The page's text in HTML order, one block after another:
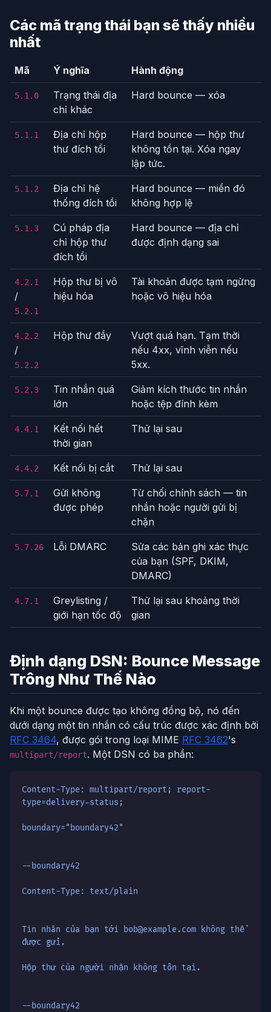
Các mã trạng thái bạn sẽ thấy nhiều
nhất
Mã Ý nghĩa Hành động
5.1.0
Trạng thái địa
chỉ khác
Hard bounce — xóa
5.1.1
Địa chỉ hộp
thư đích tồi
Hard bounce — hộp thư
không tồn tại. Xóa ngay
lập tức.
5.1.2
Địa chỉ hệ
thống đích tồi
Hard bounce — miền đó
không hợp lệ
5.1.3
Cú pháp địa
chỉ hộp thư
đích tồi
Hard bounce — địa chỉ
được định dạng sai
4.2.1
/
5.2.1
Hộp thư bị vô
hiệu hóa
Tài khoản được tạm ngừng
hoặc vô hiệu hóa
4.2.2
/
5.2.2
Hộp thư đầy
Vượt quá hạn. Tạm thời
nếu 4xx, vĩnh viễn nếu
5xx.
5.2.3
Tin nhắn quá
lớn
Giảm kích thước tin nhắn
hoặc tệp đính kèm
4.4.1
Kết nối hết
thời gian
Thử lại sau
4.4.2 Kết nối bị cắt Thử lại sau
5.7.1
Gửi không
được phép
Từ chối chính sách — tin
nhắn hoặc người gửi bị
chặn
5.7.26 Lỗi DMARC
Sửa các bản ghi xác thực
của bạn (SPF, DKIM,
DMARC)
4.7.1
Greylisting /
giới hạn tốc độ
Thử lại sau khoảng thời
gian
Định dạng DSN: Bounce Message
Trông Như Thế Nào
Khi một bounce được tạo không đồng bộ, nó đến
dưới dạng một tin nhắn có cấu trúc được xác định bởi
RFC 3464, được gói trong loại MIME RFC 3462's
multipart/report. Một DSN có ba phần:
Content-Type: multipart/report; report-
type=delivery-status;
boundary="boundary42"
--boundary42
Content-Type: text/plain
Tin nhắn của bạn tới bob@example.com không thể
được gửi.
Hộp thư của người nhận không tồn tại.
--boundary42